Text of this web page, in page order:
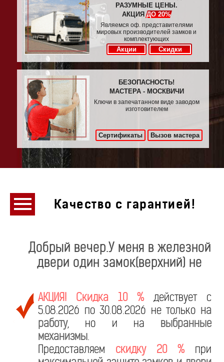
РАЗУМНЫЕ ЦЕНЫ.
АКЦИЯДО 20%
Являемся оф. представителями
мировых производителей замков и
комплектующих
Акции Скидки
БЕЗОПАСНОСТЬ!
МАСТЕРА - МОСКВИЧИ
Ключи в запечатанном виде заводом
изготовителем
Сертификаты Вызов мастера
Качество с гарантией!
Добрый вечер.У меня в железной
двери один замок(верхний) не
АКЦИЯ! Скидка 10 % действует с
5.08.2026 по 30.08.2026 не только на
работу, но и на выбранные
механизмы.
Предоставляем скидку 20 % при